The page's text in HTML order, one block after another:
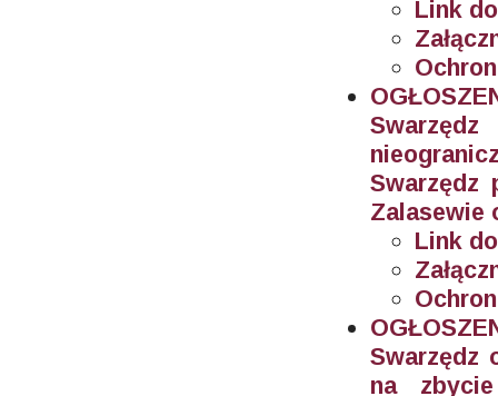
Link
Swarzędz
Zalasewie
Link
Swarzędz
na